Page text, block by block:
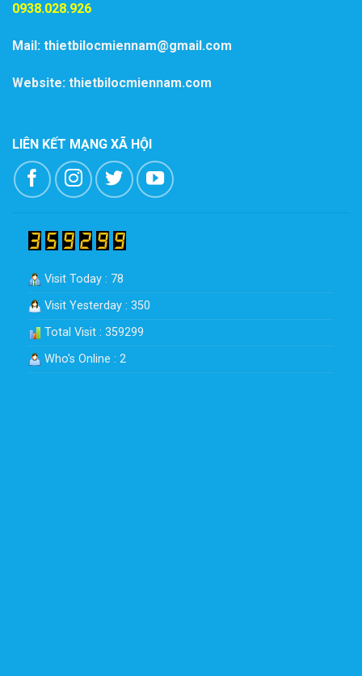
0938.028.926
Mail: thietbilocmiennam@gmail.com
Website: thietbilocmiennam.com
LIÊN KẾT MẠNG XÃ HỘI
Visit Today : 78
Visit Yesterday : 350
Total Visit : 359299
Who's Online : 2